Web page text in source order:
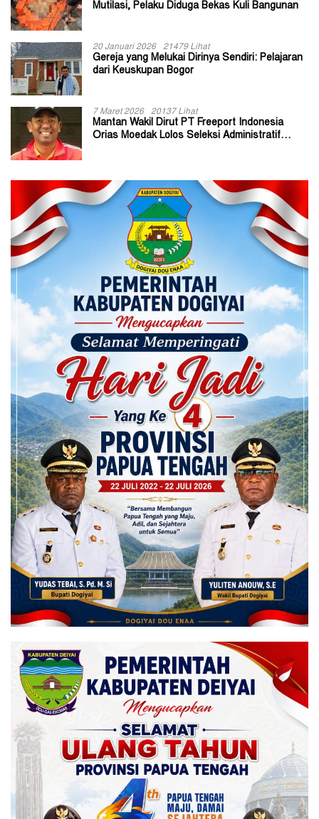
Mutilasi, Pelaku Diduga Bekas Kuli Bangunan
20 Januari 2026 21479 Lihat
Gereja yang Melukai Dirinya Sendiri: Pelajaran
dari Keuskupan Bogor
7 Maret 2026 20137 Lihat
Mantan Wakil Dirut PT Freeport Indonesia
Orias Moedak Lolos Seleksi Administratif